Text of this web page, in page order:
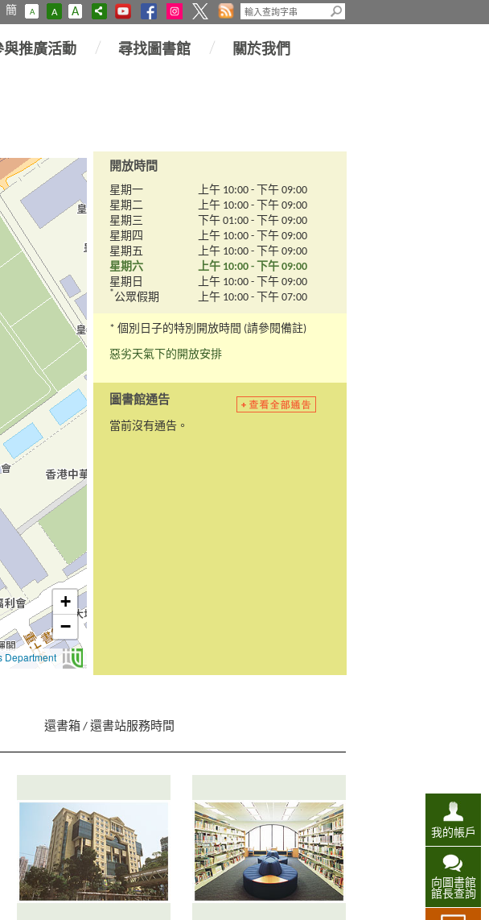
簡 A A A
我的帳戶
向圖書館
館長查詢
與推廣活動 尋找圖書館 關於我們
開放時間
星期一
上午 10:00 - 下午 09:00
星期二
上午 10:00 - 下午 09:00
星期三
下午 01:00 - 下午 09:00
星期四
上午 10:00 - 下午 09:00
星期五
上午 10:00 - 下午 09:00
星期六
上午 10:00 - 下午 09:00
星期日
上午 10:00 - 下午 09:00
*公眾假期 上午 10:00 - 下午 07:00
* 個別日子的特別開放時間 (請參閱備註)
惡劣天氣下的開放安排
圖書館通告
當前沒有通告。
看
部
還書箱 / 還書站服務時間
Going to tab content
Going to previous tab